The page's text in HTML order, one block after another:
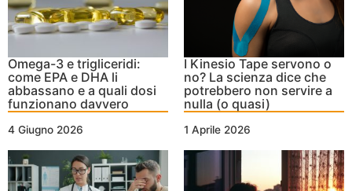
Omega-3 e trigliceridi:
come EPA e DHA li
abbassano e a quali dosi
funzionano davvero
4 Giugno 2026
I Kinesio Tape servono o
no? La scienza dice che
potrebbero non servire a
nulla (o quasi)
1 Aprile 2026